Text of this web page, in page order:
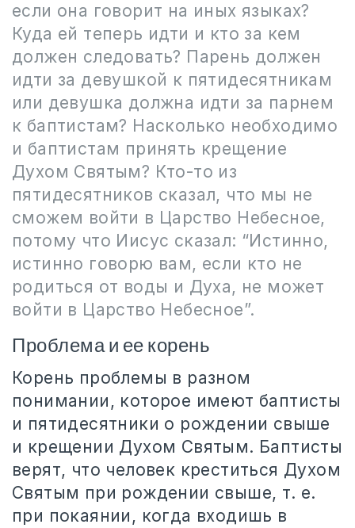
если она говорит на иных языках?
Куда ей теперь идти и кто за кем
должен следовать? Парень должен
идти за девушкой к пятидесятникам
или девушка должна идти за парнем
к баптистам? Насколько необходимо
и баптистам принять крещение
Духом Святым? Кто-то из
пятидесятников сказал, что мы не
сможем войти в Царство Небесное,
потому что Иисус сказал: “Истинно,
истинно говорю вам, если кто не
родиться от воды и Духа, не может
войти в Царство Небесное”.
Проблема и ее корень
Корень проблемы в разном
понимании, которое имеют баптисты
и пятидесятники о рождении свыше
и крещении Духом Святым. Баптисты
верят, что человек креститься Духом
Святым при рождении свыше, т. е.
при покаянии, когда входишь в